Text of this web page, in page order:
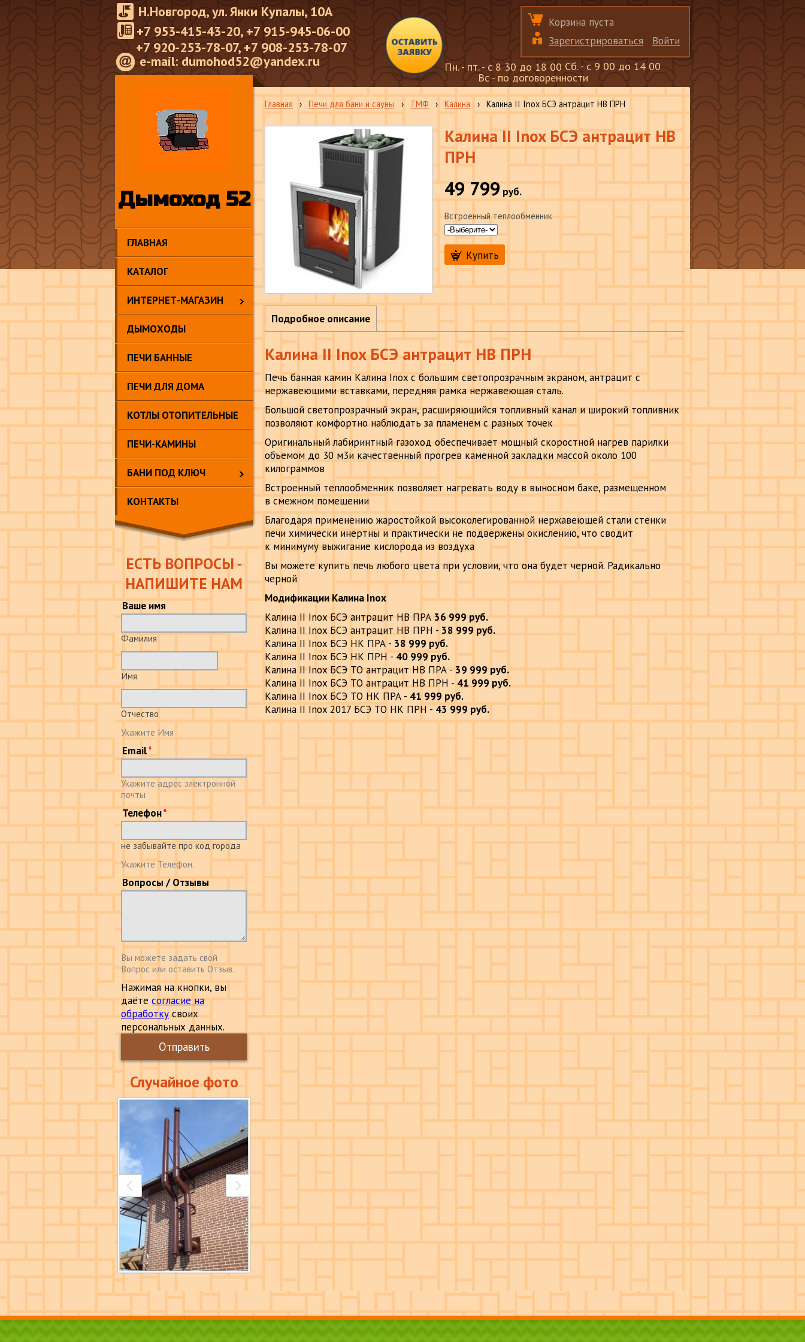
Н.Новгород, ул. Янки Купалы, 10А
+7 953-415-43-20, +7 915-945-06-00
e-mail: dumohod52@yandex.ru
Пн. - пт. - с 8 30 до 18 00 Сб. - с 9 00 до 14 00
Вc - по договоренности
+7 920-253-78-07, +7 908-253-78-07
Корзина пуста
Зарегистрироваться
Войти
Дымоход 52
ГЛАВНАЯ
КАТАЛОГ
ИНТЕРНЕТ-МАГАЗИН
ДЫМОХОДЫ
ПЕЧИ БАННЫЕ
ПЕЧИ ДЛЯ ДОМА
КОТЛЫ ОТОПИТЕЛЬНЫЕ
ПЕЧИ-КАМИНЫ
БАНИ ПОД КЛЮЧ
КОНТАКТЫ
ЕСТЬ ВОПРОСЫ -
НАПИШИТЕ НАМ
Ваше имя
Фамилия
Имя
Отчество
Укажите Имя
Email
Укажите адрес электронной
почты
Телефон
не забывайте про код города
Укажите Телефон.
Вопросы / Отзывы
Вы можете задать свой
Вопрос или оставить Отзыв.
Нажимая на кнопки, вы
даёте согласие на
обработкусвоих
персональных данных.
Отправить
Случайное фото
Главная › Печи для бани и сауны › ТМФ › Калина › Калина II Inox БСЭ антрацит НВ ПРН
Калина II Inox БСЭ антрацит НВ
ПРН
49 799 руб.
Встроенный теплообменник
Купить
Подробное описание
Калина II Inox БСЭ антрацит НВ ПРН
Печь банная камин Калина Inox с большим светопрозрачным экраном, антрацит с
нержавеющими вставками, передняя рамка нержавеющая сталь.
Большой светопрозрачный экран, расширяющийся топливный канал и широкий топливник
позволяют комфортно наблюдать за пламенем с разных точек
Оригинальный лабиринтный газоход обеспечивает мощный скоростной нагрев парилки
объемом до 30 м3и качественный прогрев каменной закладки массой около 100
килограммов
Встроенный теплообменник позволяет нагревать воду в выносном баке, размещенном
в смежном помещении
Благодаря применению жаростойкой высоколегированной нержавеющей стали стенки
печи химически инертны и практически не подвержены окислению, что сводит
к минимуму выжигание кислорода из воздуха
Вы можете купить печь любого цвета при условии, что она будет черной. Радикально
черной
Модификации КалинаInox
Калина II Inox БСЭ антрацит НВ ПРА36 999руб.
Калина II Inox БСЭантрацит НВ ПРН -38 999 руб.
Калина II Inox БСЭ НК ПРА - 38 999 руб.
КалинаII Inox БСЭ НК ПРН-40 999 руб.
Калина IIInoxБСЭ ТОантрацит НВ ПРА-39 999 руб.
КалинаII Inox БСЭ ТОантрацит НВ ПРН - 41 999 руб.
Калина II Inox БСЭ ТО НК ПРА - 41 999 руб.
Калина II Inox 2017 БСЭ ТО НК ПРН - 43 999 руб.